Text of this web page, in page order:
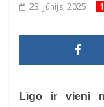
23. jūnijs, 2025
Līgo ir vieni